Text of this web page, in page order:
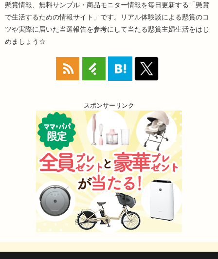
懸賞情報、無料サンプル・商品モニター情報を毎日更新する「懸賞
で生活するための情報サイト」です。リアル体験談による懸賞のコ
ツや実際に届いた当選報告を参考にして当たる懸賞主婦生活をはじ
めましょう☆
スポンサーリンク